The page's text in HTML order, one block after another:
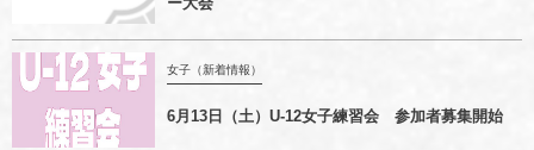
女子（新着情報）
6月13日（土）U-12女子練習会 参加者募集開始